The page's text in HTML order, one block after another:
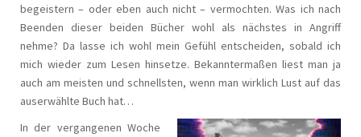
begeistern – oder eben auch nicht – vermochten. Was ich nach
Beenden dieser beiden Bücher wohl als nächstes in Angriff
nehme? Da lasse ich wohl mein Gefühl entscheiden, sobald ich
mich wieder zum Lesen hinsetze. Bekanntermaßen liest man ja
auch am meisten und schnellsten, wenn man wirklich Lust auf das
auserwählte Buch hat…
In der vergangenen Woche